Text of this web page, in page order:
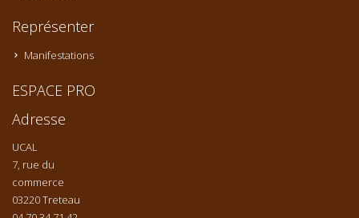
Représenter
Manifestations
ESPACE PRO
Adresse
UCAL
7, rue du
commerce
03220 Treteau